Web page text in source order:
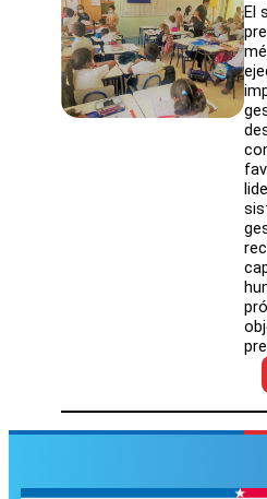
El